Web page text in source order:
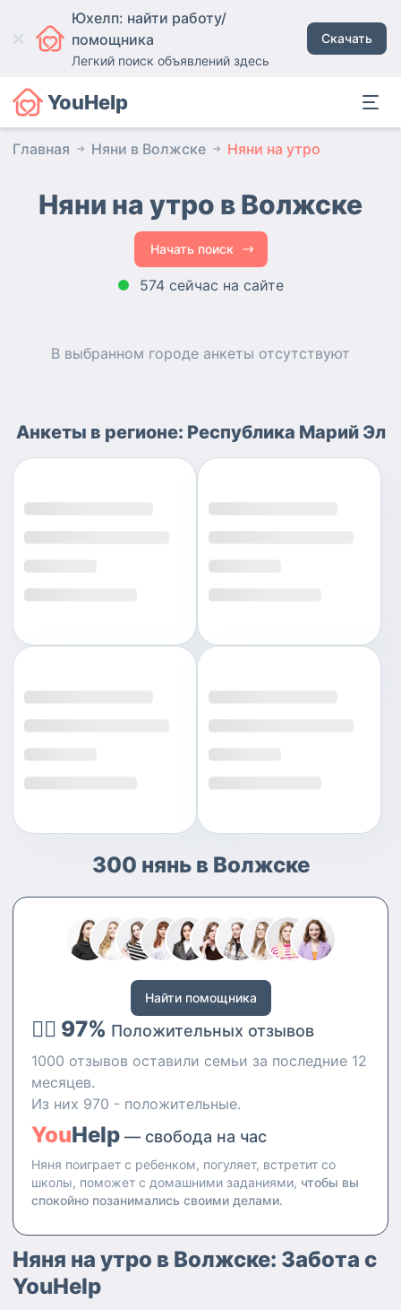
Юхелп: найти работу/
помощника
Легкий поиск объявлений здесь
Скачать
YouHelp
Главная Няни в Волжске Няни на утро
Няни на утро в Волжске
Начать поиск
574 сейчас на сайте
В выбранном городе анкеты отсутствуют
Анкеты в регионе: Республика Марий Эл
300 нянь в Волжске
Найти помощника
👍🏻 97% Положительных отзывов
1000 отзывов оставили семьи за последние 12
месяцев.
Из них 970 - положительные.
YouHelp — свобода на час
Няня поиграет с ребенком, погуляет, встретит со
школы, поможет с домашними заданиями, чтобы вы
спокойно позанимались своими делами.
Няня на утро в Волжске: Забота с
YouHelp